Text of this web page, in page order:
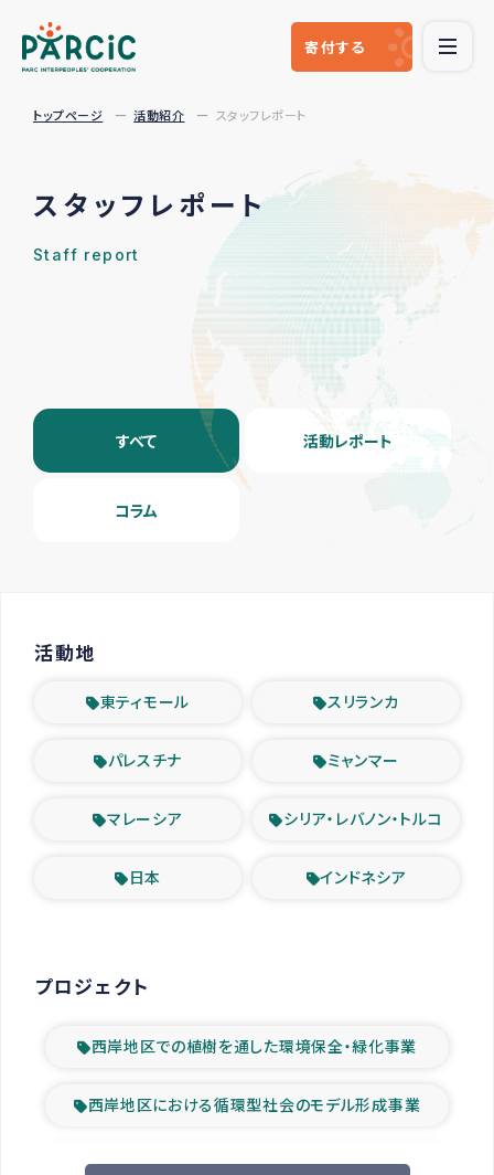
寄付する
トップページ 活動紹介 スタッフレポート
スタッフレポート
Staff report
すべて 活動レポート
コラム
活動地
東ティモール スリランカ
パレスチナ ミャンマー
マレーシア シリア・レバノン・トルコ
日本 インドネシア
プロジェクト
西岸地区での植樹を通した環境保全・緑化事業
西岸地区における循環型社会のモデル形成事業
ツアー参加者の声